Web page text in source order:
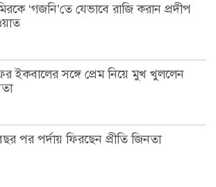
‘গজনি’তে যেভাবে রাজি করান প্রদীপ
ইকবালের সঙ্গে প্রেম নিয়ে মুখ খুললেন
পর পর্দায় ফিরছেন প্রীতি জিনতা